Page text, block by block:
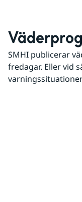
SMHI publicerar
fredagar. Eller vid